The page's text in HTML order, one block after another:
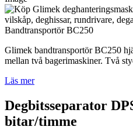
Bandtransportör BC250
Glimek bandtransportör BC250
mellan två bagerimaskiner. Två
Läs mer
Degbitsseparator
bitar/timme